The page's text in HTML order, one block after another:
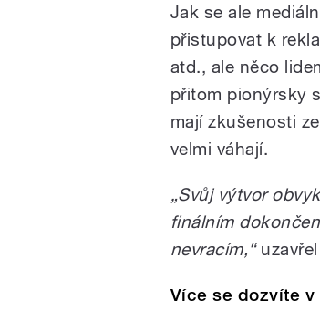
Jak se ale
přistupovat k
atd., ale něco
přitom pionýrsky
mají zkušenosti
velmi váhají.
„Svůj výtvor
finálním
nevracím,“
Více se dozvíte